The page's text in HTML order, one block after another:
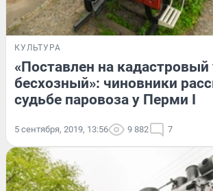
КУЛЬТУРА
«Поставлен на кадастровый
бесхозный»: чиновники
судьбе паровоза у Перми I
5 сентября, 2019, 13:56 9 882 7